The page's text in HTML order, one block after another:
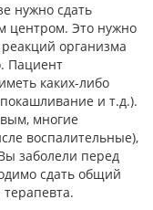
нужно сдать
центром. Это нужно
организма
Пациент
каких-либо
и т.д.).
многие
воспалительные),
заболели перед
сдать общий